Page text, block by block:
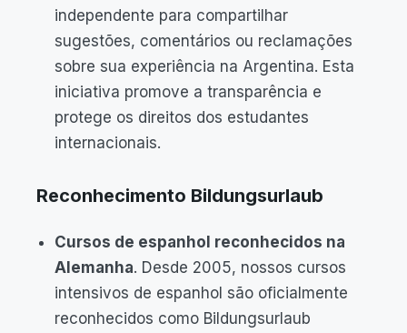
independente para compartilhar
sugestões, comentários ou reclamações
sobre sua experiência na Argentina. Esta
iniciativa promove a transparência e
protege os direitos dos estudantes
internacionais.
Reconhecimento Bildungsurlaub
Cursos de espanhol reconhecidos na
Alemanha. Desde 2005, nossos cursos
intensivos de espanhol são oficialmente
reconhecidos como Bildungsurlaub